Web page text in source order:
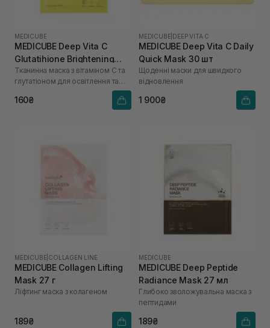
MEDICUBE
MEDICUBE Deep Vita C
Glutatihione Brightening
Mask
Тканинна маска з вітаміном С та
глутатіоном для освітлення та
160₴
MEDICUBE DEEP VITA C
MEDICUBE Deep Vita C Daily
Quick Mask 30 шт
Щоденні маски для швидкого
відновлення
1 900₴
MEDICUBE COLLAGEN LINE
MEDICUBE Collagen Lifting
Mask 27 г
Ліфтинг маска з колагеном
189₴
MEDICUBE
MEDICUBE Deep Peptide
Radiance Mask 27 мл
Глибоко зволожувальна маска з
пептидами
189₴